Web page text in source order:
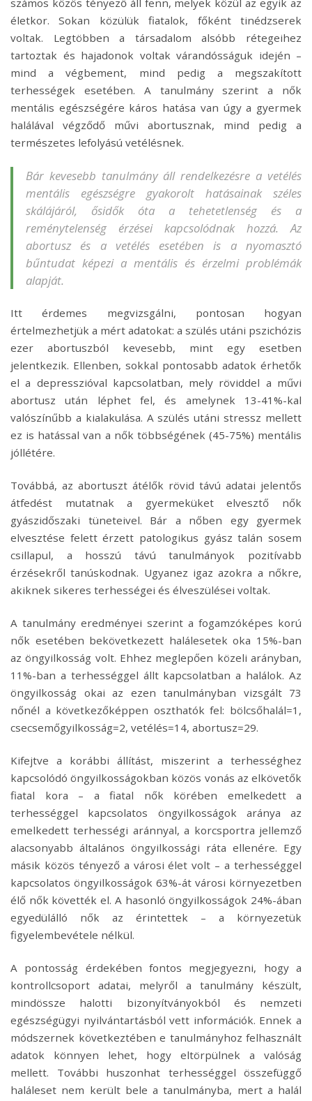
számos közös tényező áll fenn, melyek közül az egyik az
életkor. Sokan közülük fiatalok, főként tinédzserek
voltak. Legtöbben a társadalom alsóbb rétegeihez
tartoztak és hajadonok voltak várandósságuk idején –
mind a végbement, mind pedig a megszakított
terhességek esetében. A tanulmány szerint a nők
mentális egészségére káros hatása van úgy a gyermek
halálával végződő művi abortusznak, mind pedig a
természetes lefolyású vetélésnek.
Bár kevesebb tanulmány áll rendelkezésre a vetélés
mentális egészségre gyakorolt hatásainak széles
skálájáról, ősidők óta a tehetetlenség és a
reménytelenség érzései kapcsolódnak hozzá. Az
abortusz és a vetélés esetében is a nyomasztó
bűntudat képezi a mentális és érzelmi problémák
alapját.
Itt érdemes megvizsgálni, pontosan hogyan
értelmezhetjük a mért adatokat: a szülés utáni pszichózis
ezer abortuszból kevesebb, mint egy esetben
jelentkezik. Ellenben, sokkal pontosabb adatok érhetők
el a depresszióval kapcsolatban, mely röviddel a művi
abortusz után léphet fel, és amelynek 13-41%-kal
valószínűbb a kialakulása. A szülés utáni stressz mellett
ez is hatással van a nők többségének (45-75%) mentális
jóllétére.
Továbbá, az abortuszt átélők rövid távú adatai jelentős
átfedést mutatnak a gyermeküket elvesztő nők
gyászidőszaki tüneteivel. Bár a nőben egy gyermek
elvesztése felett érzett patologikus gyász talán sosem
csillapul, a hosszú távú tanulmányok pozitívabb
érzésekről tanúskodnak. Ugyanez igaz azokra a nőkre,
akiknek sikeres terhességei és élveszülései voltak.
A tanulmány eredményei szerint a fogamzóképes korú
nők esetében bekövetkezett halálesetek oka 15%-ban
az öngyilkosság volt. Ehhez meglepően közeli arányban,
11%-ban a terhességgel állt kapcsolatban a halálok. Az
öngyilkosság okai az ezen tanulmányban vizsgált 73
nőnél a következőképpen oszthatók fel: bölcsőhalál=1,
csecsemőgyilkosság=2, vetélés=14, abortusz=29.
Kifejtve a korábbi állítást, miszerint a terhességhez
kapcsolódó öngyilkosságokban közös vonás az elkövetők
fiatal kora – a fiatal nők körében emelkedett a
terhességgel kapcsolatos öngyilkosságok aránya az
emelkedett terhességi aránnyal, a korcsportra jellemző
alacsonyabb általános öngyilkossági ráta ellenére. Egy
másik közös tényező a városi élet volt – a terhességgel
kapcsolatos öngyilkosságok 63%-át városi környezetben
élő nők követték el. A hasonló öngyilkosságok 24%-ában
egyedülálló nők az érintettek – a környezetük
figyelembevétele nélkül.
A pontosság érdekében fontos megjegyezni, hogy a
kontrollcsoport adatai, melyről a tanulmány készült,
mindössze halotti bizonyítványokból és nemzeti
egészségügyi nyilvántartásból vett információk. Ennek a
módszernek következtében e tanulmányhoz felhasznált
adatok könnyen lehet, hogy eltörpülnek a valóság
mellett. További huszonhat terhességgel összefüggő
haláleset nem került bele a tanulmányba, mert a halál